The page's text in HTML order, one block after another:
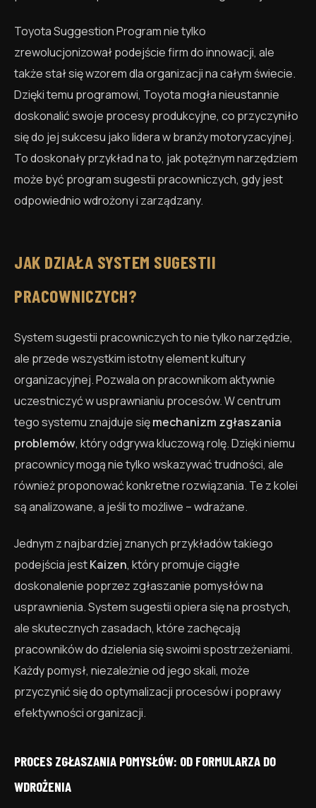
Toyota Suggestion Program nie tylko
zrewolucjonizował podejście firm do innowacji, ale
także stał się wzorem dla organizacji na całym świecie.
Dzięki temu programowi, Toyota mogła nieustannie
doskonalić swoje procesy produkcyjne, co przyczyniło
się do jej sukcesu jako lidera w branży motoryzacyjnej.
To doskonały przykład na to, jak potężnym narzędziem
może być program sugestii pracowniczych, gdy jest
odpowiednio wdrożony i zarządzany.
JAK DZIAŁA SYSTEM SUGESTII
PRACOWNICZYCH?
System sugestii pracowniczych to nie tylko narzędzie,
ale przede wszystkim istotny element kultury
organizacyjnej. Pozwala on pracownikom aktywnie
uczestniczyć w usprawnianiu procesów. W centrum
tego systemu znajduje sięmechanizm zgłaszania
problemów, który odgrywa kluczową rolę. Dzięki niemu
pracownicy mogą nie tylko wskazywać trudności, ale
również proponować konkretne rozwiązania. Te z kolei
są analizowane, a jeśli to możliwe – wdrażane.
Jednym z najbardziej znanych przykładów takiego
podejścia jestKaizen, który promuje ciągłe
doskonalenie poprzez zgłaszanie pomysłów na
usprawnienia. System sugestii opiera się na prostych,
ale skutecznych zasadach, które zachęcają
pracowników do dzielenia się swoimi spostrzeżeniami.
Każdy pomysł, niezależnie od jego skali, może
przyczynić się do optymalizacji procesów i poprawy
efektywności organizacji.
PROCES ZGŁASZANIA POMYSŁÓW: OD FORMULARZA DO
WDROŻENIA